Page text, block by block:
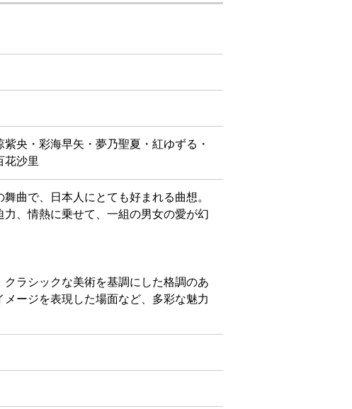
央・彩海早矢・夢乃聖夏・紅ゆずる・
花沙里
曲で、日本人にとても好まれる曲想。
、情熱に乗せて、一組の男女の愛が幻
ラシックな美術を基調にした格調のあ
ージを表現した場面など、多彩な魅力